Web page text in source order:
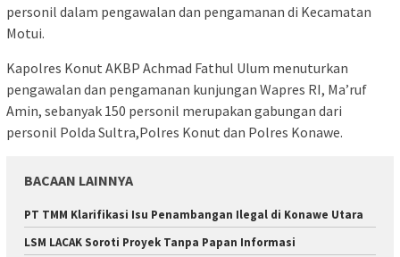
personil dalam pengawalan dan pengamanan di Kecamatan
Motui.
Kapolres Konut AKBP Achmad Fathul Ulum menuturkan
pengawalan dan pengamanan kunjungan Wapres RI, Ma’ruf
Amin, sebanyak 150 personil merupakan gabungan dari
personil Polda Sultra,Polres Konut dan Polres Konawe.
BACAAN LAINNYA
PT TMM Klarifikasi Isu Penambangan Ilegal di Konawe Utara
LSM LACAK Soroti Proyek Tanpa Papan Informasi